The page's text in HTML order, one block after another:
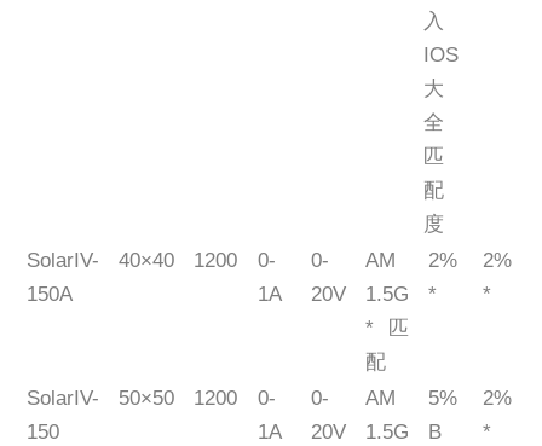
入
IOS
大
全
匹
配
度
SolarIV-
150A
40×40 1200
0-
1A
0-
20V
AM
1.5G
*匹
配
2%
*
2%
*
SolarIV-
150
50×50 1200
0-
1A
0-
20V
AM
1.5G
5%
B
2%
*